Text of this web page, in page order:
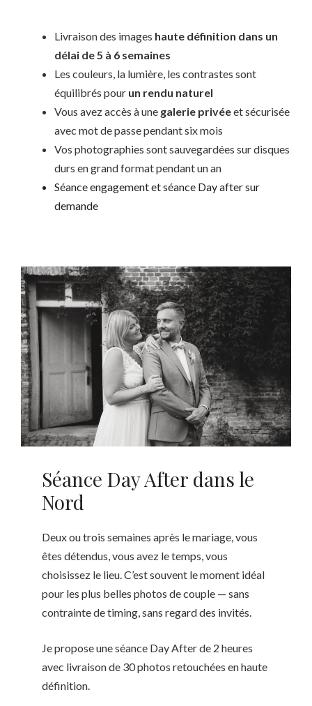
Livraison des images haute définition dans un
délai de 5 à 6 semaines
Les couleurs, la lumière, les contrastes sont
équilibrés pour un rendu naturel
Vous avez accès à une galerie privéeet sécurisée
avec mot de passe pendant six mois
Vos photographies sont sauvegardées sur disques
durs en grand format pendant un an
Séance engagement et séance Day after sur
demande
Séance Day After dans le
Nord
Deux ou trois semaines après le mariage, vous
êtes détendus, vous avez le temps, vous
choisissez le lieu. C’est souvent le moment idéal
pour les plus belles photos de couple — sans
contrainte de timing, sans regard des invités.
Je propose une séance Day After de 2 heures
avec livraison de 30 photos retouchées en haute
définition.